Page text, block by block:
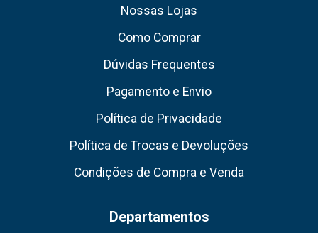
Nossas Lojas
Como Comprar
Dúvidas Frequentes
Pagamento e Envio
Política de Privacidade
Política de Trocas e Devoluções
Condições de Compra e Venda
Departamentos